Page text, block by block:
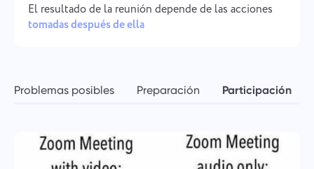
Tiếng Việt
El resultado de la reunión depende de las acciones
tomadas después de ella
Problemas posibles Preparación Participación